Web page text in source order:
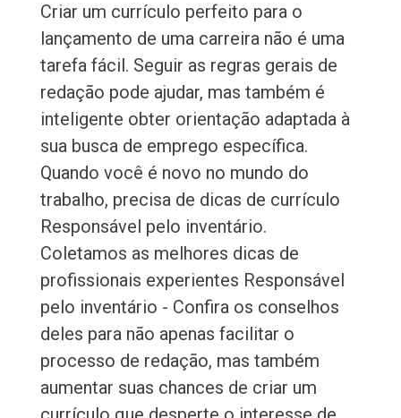
Criar um currículo perfeito para o
lançamento de uma carreira não é uma
tarefa fácil. Seguir as regras gerais de
redação pode ajudar, mas também é
inteligente obter orientação adaptada à
sua busca de emprego específica.
Quando você é novo no mundo do
trabalho, precisa de dicas de currículo
Responsável pelo inventário.
Coletamos as melhores dicas de
profissionais experientes Responsável
pelo inventário - Confira os conselhos
deles para não apenas facilitar o
processo de redação, mas também
aumentar suas chances de criar um